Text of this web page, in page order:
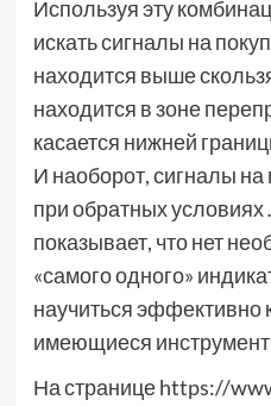
Используя эту
искать сигналы на
находится выше
находится в зоне
касается нижней
И наоборот, сигналы
при обратных
показывает, что нет
«самого одного»
научиться эффективно
имеющиеся
На странице https://